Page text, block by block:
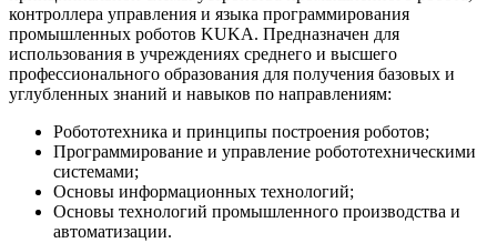
контроллера управления и языка программирования
промышленных роботов KUKA. Предназначен для
использования в учреждениях среднего и высшего
профессионального образования для получения базовых и
углубленных знаний и навыков по направлениям:
Робототехника и принципы построения роботов;
Программирование и управление робототехническими
системами;
Основы информационных технологий;
Основы технологий промышленного производства и
автоматизации.